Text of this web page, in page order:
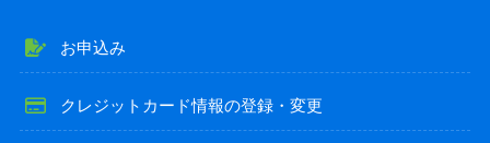
お申込み
クレジットカード情報の登録・変更